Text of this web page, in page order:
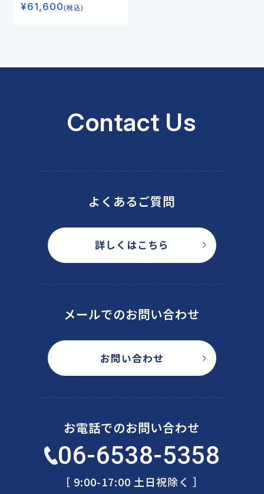
¥61,600(税込)
Contact Us
よくあるご質問
詳しくはこちら
メールでのお問い合わせ
お問い合わせ
お電話でのお問い合わせ
06-6538-5358
［ 9:00-17:00 土日祝除く ］